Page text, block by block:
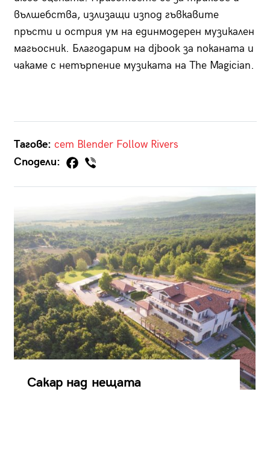
вълшебства, излизащи изпод гъвкавите
пръсти и острия ум на единмодерен музикален
магьосник. Благодарим на djbook за поканата и
чакаме с нетърпение музиката на The Magician.
Тагове: сет Blender Follow Rivers
Сподели:
Сакар над нещата